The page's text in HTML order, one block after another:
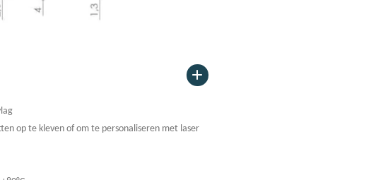
op te kleven of om te personaliseren met laser